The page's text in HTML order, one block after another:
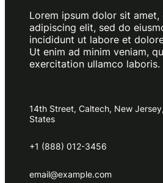
Lorem ipsum dolor sit
adipiscing elit, sed do
incididunt ut labore et
Ut enim ad minim veniam,
exercitation ullamco laboris.
14th Street, Caltech, New
States
+1 (888) 012-3456
email@example.com